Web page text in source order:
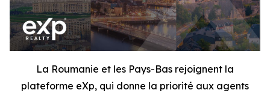
La Roumanie et les Pays-Bas rejoignent la
plateforme eXp, qui donne la priorité aux agents